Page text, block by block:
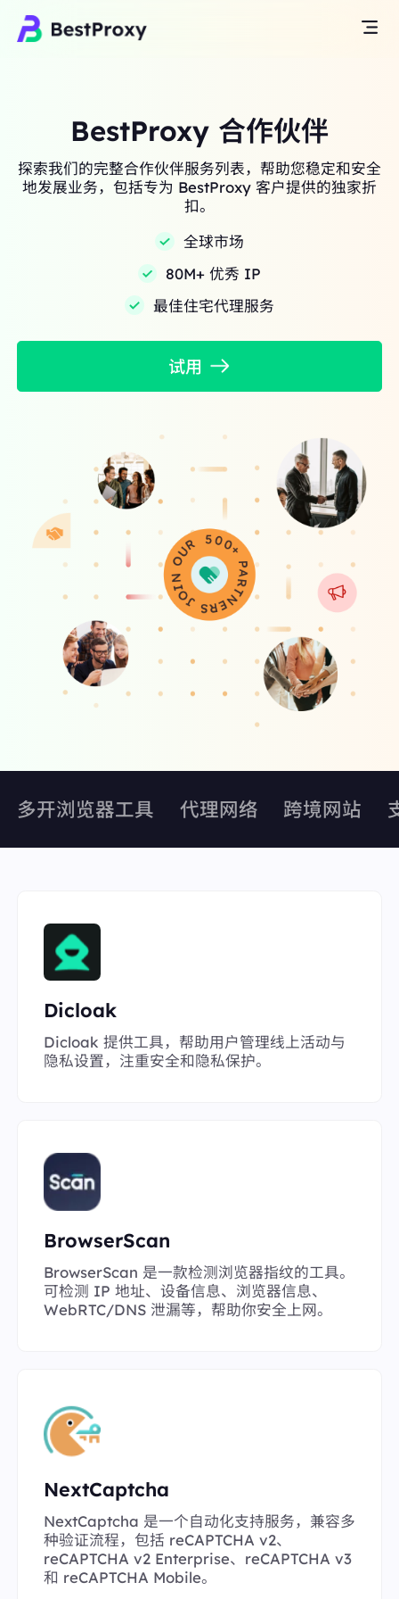
BestProxy 合作伙伴
探索我们的完整合作伙伴服务列表，帮助您稳定和安全
地发展业务，包括专为 BestProxy 客户提供的独家折
扣。
全球市场
80M+ 优秀 IP
最佳住宅代理服务
试用
多开浏览器工具 代理网络 跨境网站
Dicloak
Dicloak 提供工具，帮助用户管理线上活动与
隐私设置，注重安全和隐私保护。
BrowserScan
BrowserScan 是一款检测浏览器指纹的工具。
可检测 IP 地址、设备信息、浏览器信息、
WebRTC/DNS 泄漏等，帮助你安全上网。
NextCaptcha
NextCaptcha 是一个自动化支持服务，兼容多
种验证流程，包括 reCAPTCHA v2、
reCAPTCHA v2 Enterprise、reCAPTCHA v3
和 reCAPTCHA Mobile。